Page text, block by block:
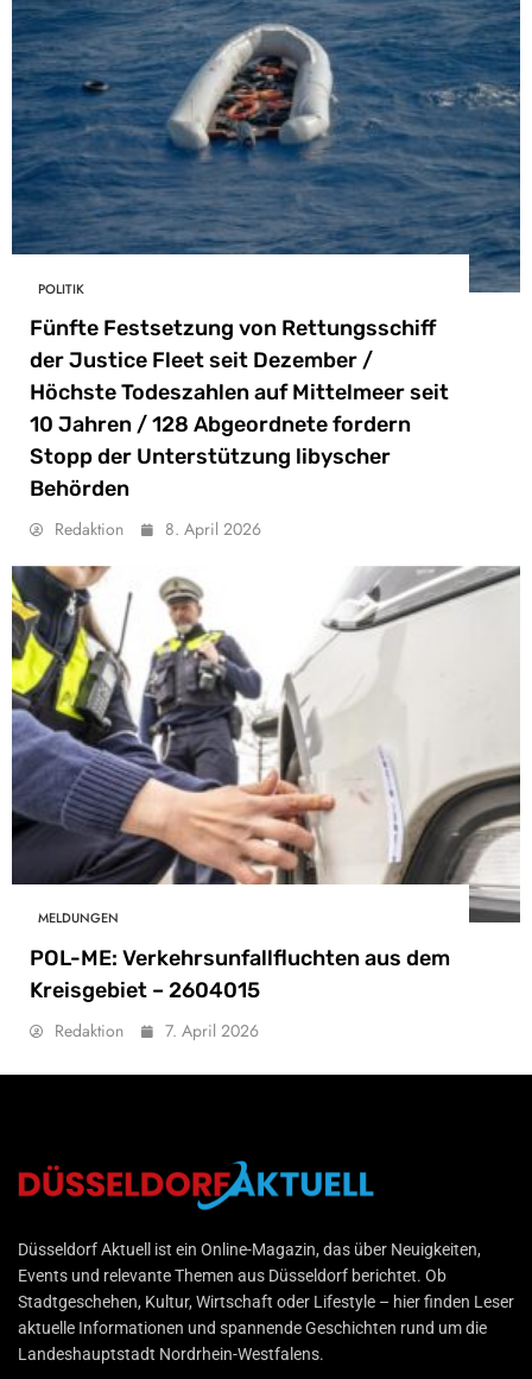
POLITIK
Fünfte Festsetzung von Rettungsschiff
der Justice Fleet seit Dezember /
Höchste Todeszahlen auf Mittelmeer seit
10 Jahren / 128 Abgeordnete fordern
Stopp der Unterstützung libyscher
Behörden
Redaktion 8. April 2026
MELDUNGEN
POL-ME: Verkehrsunfallfluchten aus dem
Kreisgebiet – 2604015
Redaktion 7. April 2026
Düsseldorf Aktuell
Düsseldorf Aktuell ist ein Online-Magazin, das über Neuigkeiten,
Events und relevante Themen aus Düsseldorf berichtet. Ob
Stadtgeschehen, Kultur, Wirtschaft oder Lifestyle – hier finden Leser
aktuelle Informationen und spannende Geschichten rund um die
Landeshauptstadt Nordrhein-Westfalens.